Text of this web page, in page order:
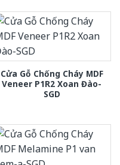
Cửa Gỗ Chống Cháy MDF
Veneer P1R2 Xoan Đào-
SGD